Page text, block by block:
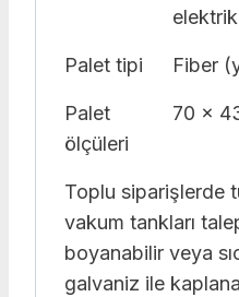
Palet tipi Fiber
Palet
ölçüleri
70 x
Toplu siparişlerde
vakum tankları
boyanabilir veya
galvaniz ile